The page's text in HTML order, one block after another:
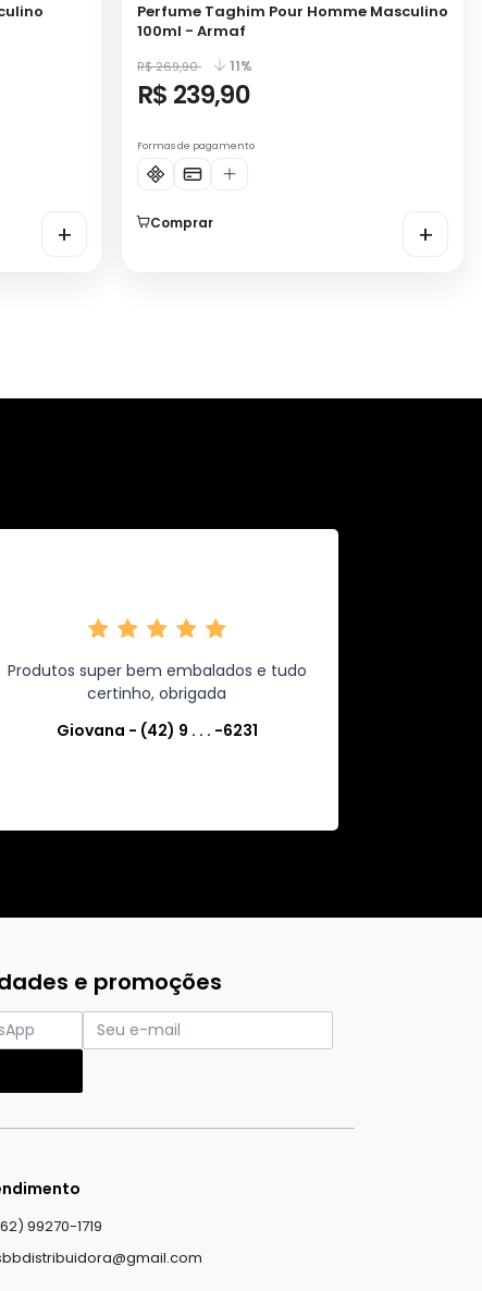
+
Perfume Taghim Pour Homme Masculino
100ml - Armaf
R$ 269,90 11%
R$ 239,90
Formas de pagamento
Comprar +
Produtos super bem embalados e tudo
certinho, obrigada
Giovana - (42) 9 . . . -6231
e promoções
99270-1719